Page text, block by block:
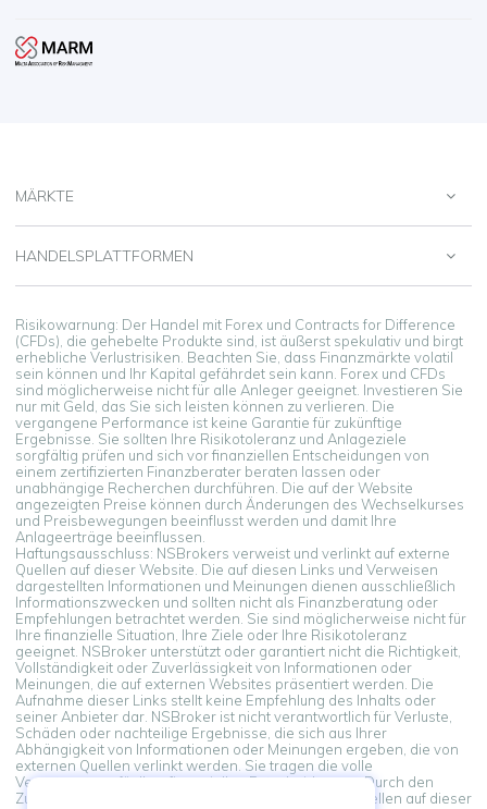
MÄRKTE
HANDELSPLATTFORMEN
Risikowarnung: Der Handel mit Forex und Contracts for Difference
(CFDs), die gehebelte Produkte sind, ist äußerst spekulativ und birgt
erhebliche Verlustrisiken. Beachten Sie, dass Finanzmärkte volatil
sein können und Ihr Kapital gefährdet sein kann. Forex und CFDs
sind möglicherweise nicht für alle Anleger geeignet. Investieren Sie
nur mit Geld, das Sie sich leisten können zu verlieren. Die
vergangene Performance ist keine Garantie für zukünftige
Ergebnisse. Sie sollten Ihre Risikotoleranz und Anlageziele
sorgfältig prüfen und sich vor finanziellen Entscheidungen von
einem zertifizierten Finanzberater beraten lassen oder
unabhängige Recherchen durchführen. Die auf der Website
angezeigten Preise können durch Änderungen des Wechselkurses
und Preisbewegungen beeinflusst werden und damit Ihre
Anlageerträge beeinflussen.
Haftungsausschluss: NSBrokers verweist und verlinkt auf externe
Quellen auf dieser Website. Die auf diesen Links und Verweisen
dargestellten Informationen und Meinungen dienen ausschließlich
Informationszwecken und sollten nicht als Finanzberatung oder
Empfehlungen betrachtet werden. Sie sind möglicherweise nicht für
Ihre finanzielle Situation, Ihre Ziele oder Ihre Risikotoleranz
geeignet. NSBroker unterstützt oder garantiert nicht die Richtigkeit,
Vollständigkeit oder Zuverlässigkeit von Informationen oder
Meinungen, die auf externen Websites präsentiert werden. Die
Aufnahme dieser Links stellt keine Empfehlung des Inhalts oder
seiner Anbieter dar. NSBroker ist nicht verantwortlich für Verluste,
Schäden oder nachteilige Ergebnisse, die sich aus Ihrer
Abhängigkeit von Informationen oder Meinungen ergeben, die von
externen Quellen verlinkt werden. Sie tragen die volle
Verantwortung für Ihre finanziellen Entscheidungen. Durch den
Zugriff und die Verwendung von Links zu externen Quellen auf dieser